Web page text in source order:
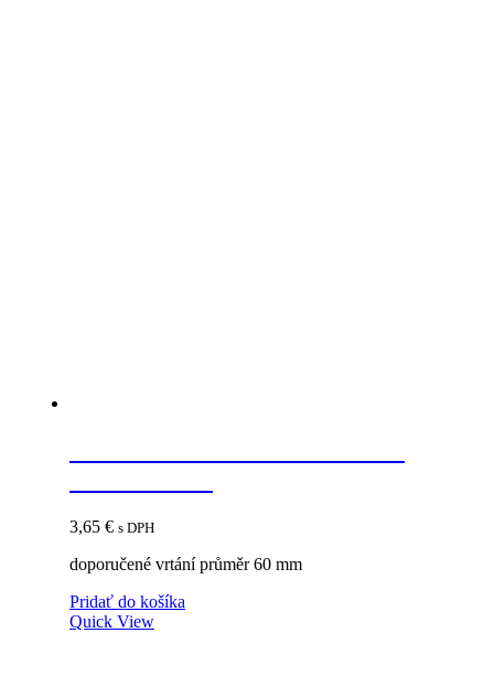
3,65 € s DPH
doporučené vrtání průměr 60 mm
Pridať do košíka
Quick View